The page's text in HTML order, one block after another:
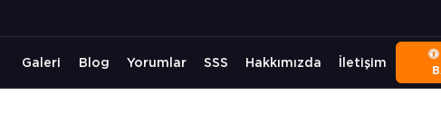
Galeri Blog Yorumlar SSS Hakkımızda İletişim